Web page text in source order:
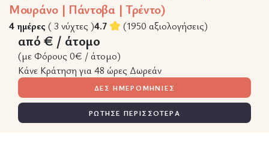
Μουράνο | Πάντοβα | Τρέντο)
4 ημέρες ( 3 νύχτες )4.7 (1950 αξιολογήσεις)
από € / άτομο
(με Φόρους 0€ / άτομο)
Κάνε Κράτηση για 48 ώρες Δωρεάν
ΔΕΣ ΗΜΕΡΟΜΗΝΙΕΣ
ΡΩΤΗΣΕ ΠΕΡΙΣΣΟΤΕΡΑ